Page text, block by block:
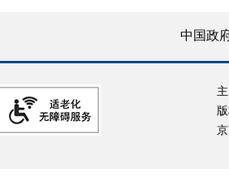
中国政